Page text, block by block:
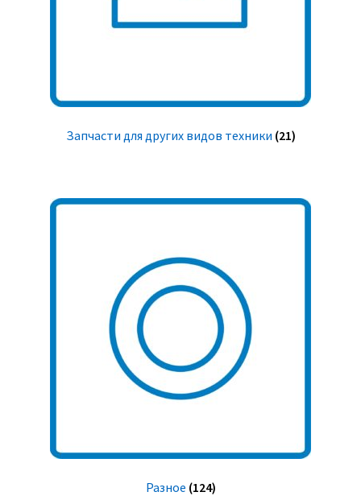
Запчасти для других видов техники (21)
Разное (124)